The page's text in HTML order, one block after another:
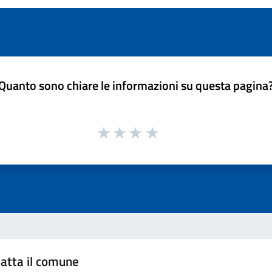
sono chiare le informazioni su questa
il comune